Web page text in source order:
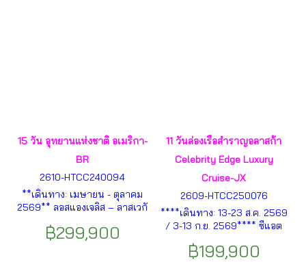
15 วัน อุทยานแห่งชาติ อเมริกา-
BR
2610-HTCC240094
**เดินทาง: เมษายน - ตุลาคม
2569** ลอสแองเจลิส – ลาสเวกั
ยอน – แอนทีโลปแคนยอน –
฿299,900
11 วันล่องเรือสำราญอลาสก้า
Celebrity Edge Luxury
Cruise-JX
2609-HTCC250076
****เดินทาง: 13-23 ส.ค. 2569
/ 3-13 ก.ย. 2569**** ซีแอต
ตกปูอล้าสก้า-เอนดิคอดอาร์ม
฿199,900